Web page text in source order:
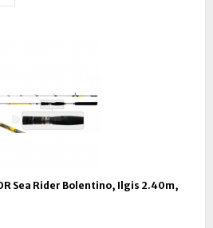
Sea Rider Bolentino, Ilgis 2.40m,